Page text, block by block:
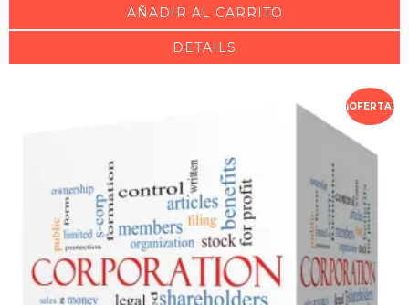
AÑADIR AL CARRITO
DETAILS
¡OFERTA!